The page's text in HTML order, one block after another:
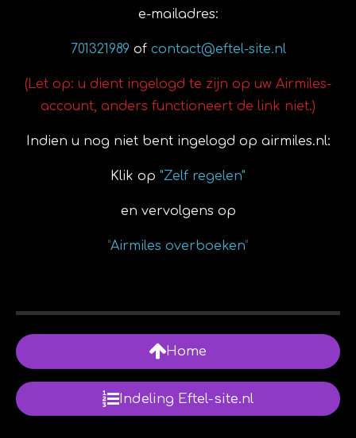
e-mailadres:
701321989 ofcontact@eftel-site.nl
(Let op: u dient ingelogd te zijn op uw Airmiles-
account, anders functioneert de link niet.)
Indien u nog niet bent ingelogd op airmiles.nl:
Klik op "Zelf regelen"
en vervolgens op
"Airmiles overboeken"
Home
Indeling Eftel-site.nl